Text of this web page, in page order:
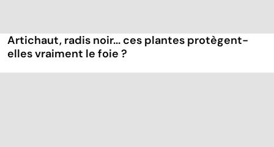
Artichaut, radis noir... ces plantes protègent-
elles vraiment le foie ?